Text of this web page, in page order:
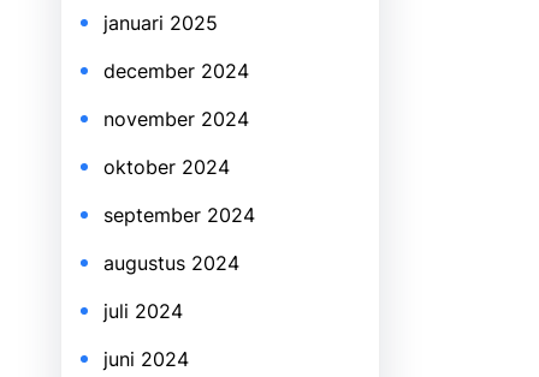
januari 2025
december 2024
november 2024
oktober 2024
september 2024
augustus 2024
juli 2024
juni 2024